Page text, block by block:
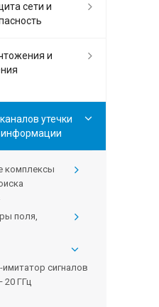
сети и
и
утечки
комплексы
поля,
имитатор сигналов
ГГц